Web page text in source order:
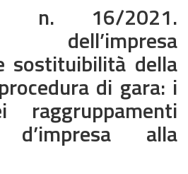
n. 16/2021.
dell’impresa
sostituibilità della
di gara: i
raggruppamenti
d’impresa alla